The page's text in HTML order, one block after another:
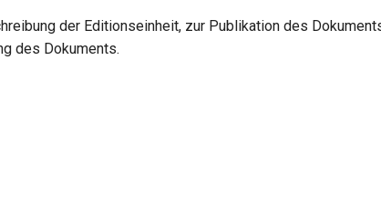
der Editionseinheit, zur Publikation des
des Dokuments.